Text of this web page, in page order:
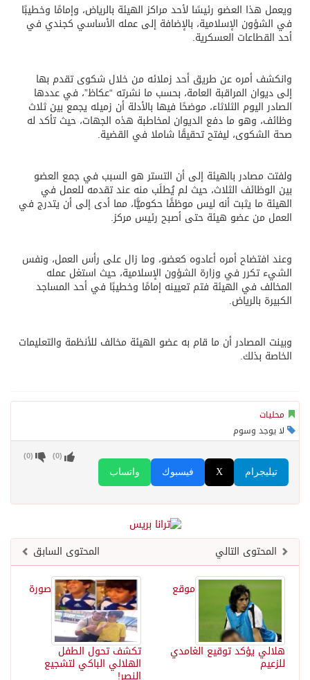
ويعمل هذا العضو رئيسًا لأحد مراكز الهيئة بالرياض، وإمامًا وخطيبًا
في الشؤون الإسلامية، بالإضافة إلى عمله الأساسي كجندي في
أحد القطاعات العسكرية.
وانكشف أمره عن طريق أحد زملائه من خلال شكوى تقدم بها
إلى ديوان المراقبة العامة، بحسب ما نشرته “عكاظ”، في عددها
الصادر اليوم الثلاثاء، موضحًا فيها بالأدلة أن زميله يجمع بين ثلاث
وظائف، وهو ما دفع الديوان لمخاطبة هذه الجهات، حيث تأكد له
صحة الشكوى، ليفتح تحقيقًا شاملا في القضية.
ولفتت مصادر بالهيئة إلى أن التستر هو السبب في جمع العضو
بين الوظائف الثلاث، حيث لم يُطلَب منه عند تقدمه للعمل في
الهيئة ما يثبت أنه ليس موظفًا حكوميًّا، مما أدى إلى أن يتدرج في
العمل من عضو هيئة حتى أصبح رئيس مركز.
وعند افتضاح أمره أعادوه كعضو، وما زال على رأس العمل، ونفس
الشيء تكرر في وزارة الشؤون الإسلامية، حيث استغل عمله
المخالف في الهيئة فتم تعيينه إمامًا وخطيبًا في أحد المساجد
الكبيرة بالرياض.
وبينت المصادر أن ما قام به عضو الهيئة مخالف للأنظمة والتعليمات
الخاصة بذلك.
محليات
لا يوجد وسوم
واتساب فيسبوك X تيليجرام
(
0
) (
0
)
المحتوى السابق
المحتوى التالي
صورة
تكشف تحول الطفل
الهلالي الباكي لتشجيع
موقع
هلالي يؤكد توقيع الغامدي
للزعيم